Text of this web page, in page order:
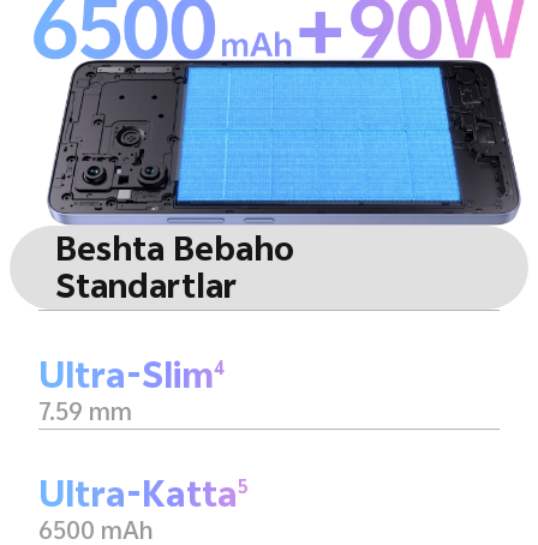
Beshta Bebaho
Standartlar
Ultra-Slim4
7.59 mm
Ultra-Katta5
6500 mAh